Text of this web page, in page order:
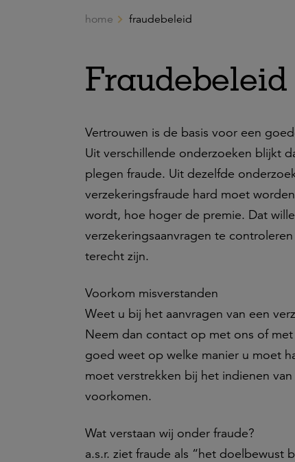
Ga naar de hoofdinhoud
home fraudebeleid
Fraudebeleid
Vertrouwen is de basis voor een
Uit verschillende onderzoeken blijkt
plegen fraude. Uit dezelfde
verzekeringsfraude hard moet
wordt, hoe hoger de premie. Dat
verzekeringsaanvragen te
terecht zijn.
Voorkom misverstanden
Weet u bij het aanvragen van een
Neem dan contact op met ons of
goed weet op welke manier u moet
moet verstrekken bij het indienen
voorkomen.
Wat verstaan wij onder fraude?
a.s.r. ziet fraude als “het doelbewust